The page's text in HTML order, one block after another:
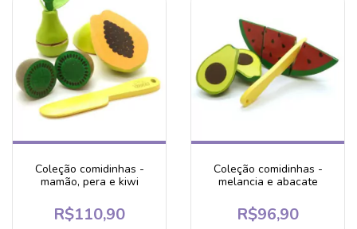
Coleção comidinhas -
mamão, pera e kiwi
R$110,90
Coleção comidinhas -
melancia e abacate
R$96,90